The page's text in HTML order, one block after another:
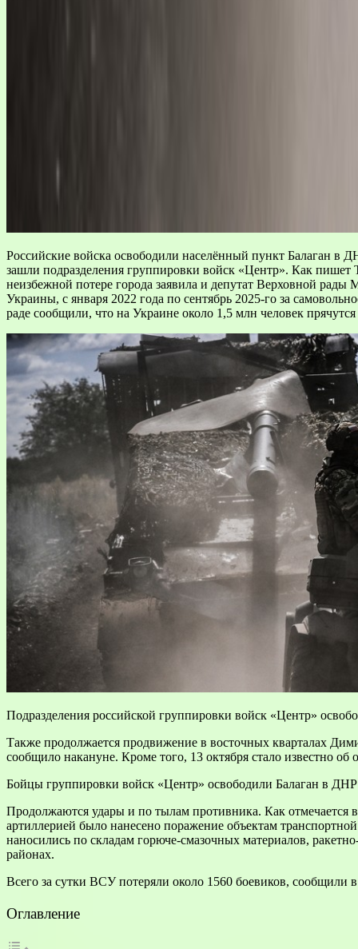
Российские войска освободили населённый пункт Балаган
зашли подразделения группировки войск «Центр». Как
неизбежной потере города заявила и депутат Верховной
Украины, с января 2022 года по сентябрь 2025-го за
раде сообщили, что на Украине около 1,5 млн человек
Подразделения российской группировки войск «Центр»
Также продолжается продвижение в восточных кварталах
сообщило накануне. Кроме того, 13 октября стало известно
Бойцы группировки войск «Центр» освободили Балаган в
Продолжаются удары и по тылам противника. Как
артиллерией было нанесено поражение объектам
наносились по складам горюче-смазочных материалов,
районах.
Всего за сутки ВСУ потеряли около 1560 боевиков, сообщили
Оглавление